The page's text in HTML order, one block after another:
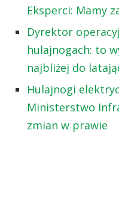
Eksperci: Mamy
Dyrektor
hulajnogach: to
najbliżej do
Hulajnogi
Ministerstwo
zmian w prawie